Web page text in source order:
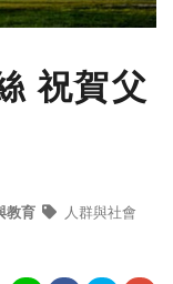
祝賀父
教育 人群與社會